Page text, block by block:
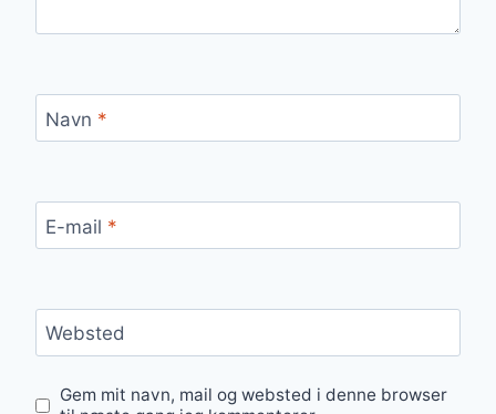
Navn *
E-mail *
Websted
Gem mit navn, mail og websted i denne browser